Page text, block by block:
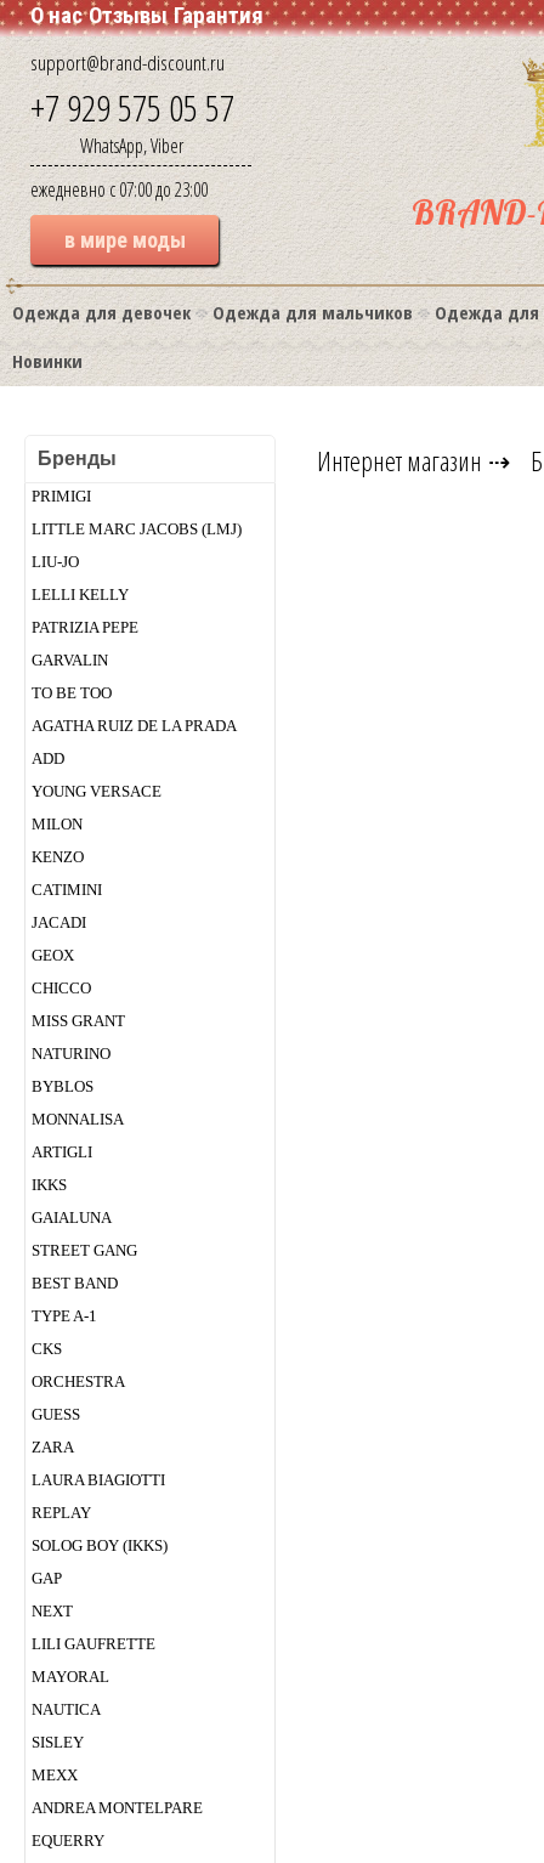
О нас Отзывы Гарантия
support@brand-discount.ru
+7 929 575 05 57
WhatsApp, Viber
ежедневно с 07:00 до 23:00
в мире моды
BRAND-
Одежда для девочек Одежда для мальчиков
Одежда для
Новинки
Бренды
PRIMIGI
LITTLE MARC JACOBS (LMJ)
LIU-JO
LELLI KELLY
PATRIZIA PEPE
GARVALIN
TO BE TOO
AGATHA RUIZ DE LA PRADA
ADD
YOUNG VERSACE
MILON
KENZO
CATIMINI
JACADI
GEOX
CHICСO
MISS GRANT
NATURINO
BYBLOS
MONNALISA
ARTIGLI
IKKS
GAIALUNA
STREET GANG
BEST BAND
TYPE A-1
CKS
ORCHESTRA
GUESS
ZARA
LAURA BIAGIOTTI
REPLAY
SOLOG BOY (IKKS)
GAP
NEXT
LILI GAUFRETTE
MAYORAL
NAUTICA
SISLEY
MEXX
ANDREA MONTELPARE
EQUERRY
Интернет магазин ⇢